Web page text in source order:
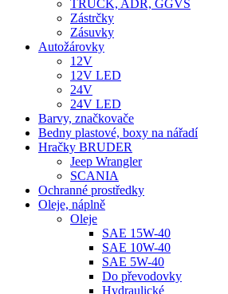
TRUCK, ADR, GGVS
Zástrčky
Zásuvky
Autožárovky
12V
12V LED
24V
24V LED
Barvy, značkovače
Bedny plastové, boxy na nářadí
Hračky BRUDER
Jeep Wrangler
SCANIA
Ochranné prostředky
Oleje, náplně
Oleje
SAE 15W-40
SAE 10W-40
SAE 5W-40
Do převodovky
Hydraulické